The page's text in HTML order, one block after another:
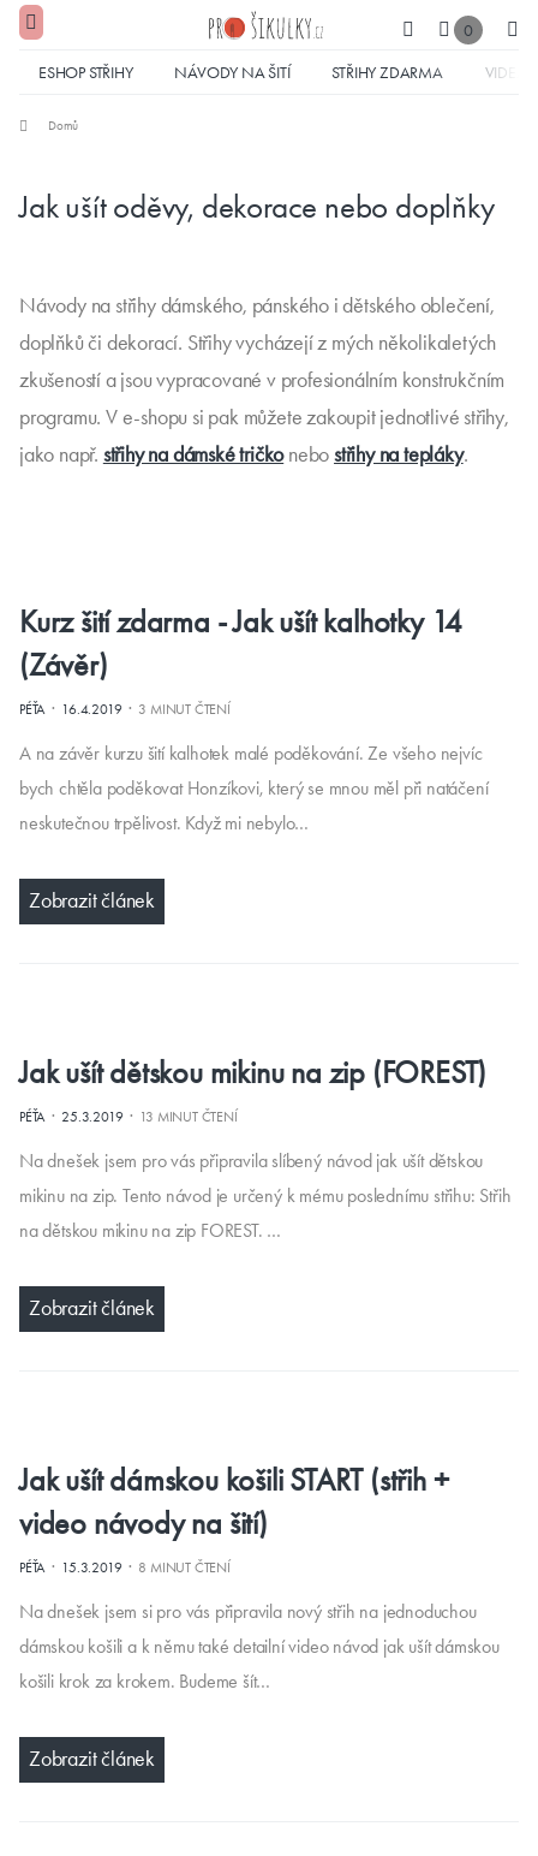
0
ESHOP STŘIHY NÁVODY NA ŠITÍ STŘIHY ZDARMA VIDEA
Domů
Jak ušít oděvy, dekorace nebo doplňky
Návody na střihy dámského, pánského i dětského oblečení,
doplňků či dekorací. Střihy vycházejí z mých několikaletých
zkušeností a jsou vypracované v profesionálním konstrukčním
programu. V e-shopu si pak můžete zakoupit jednotlivé střihy,
jako např. střihy na dámské tričkonebostřihy na tepláky.
Kurz šití zdarma - Jak ušít kalhotky 14
(Závěr)
PÉŤA· 16.4.2019· 3 MINUT ČTENÍ
A na závěr kurzu šití kalhotek malé poděkování. Ze všeho nejvíc
bych chtěla poděkovat Honzíkovi, který se mnou měl při natáčení
neskutečnou trpělivost. Když mi nebylo…
Zobrazit článek
Jak ušít dětskou mikinu na zip (FOREST)
PÉŤA· 25.3.2019· 13 MINUT ČTENÍ
Na dnešek jsem pro vás připravila slíbený návod jak ušít dětskou
mikinu na zip. Tento návod je určený k mému poslednímu střihu: Střih
na dětskou mikinu na zip FOREST. …
Zobrazit článek
Jak ušít dámskou košili START (střih +
video návody na šití)
PÉŤA· 15.3.2019· 8 MINUT ČTENÍ
Na dnešek jsem si pro vás připravila nový střih na jednoduchou
dámskou košili a k němu také detailní video návod jak ušít dámskou
košili krok za krokem. Budeme šít…
Zobrazit článek